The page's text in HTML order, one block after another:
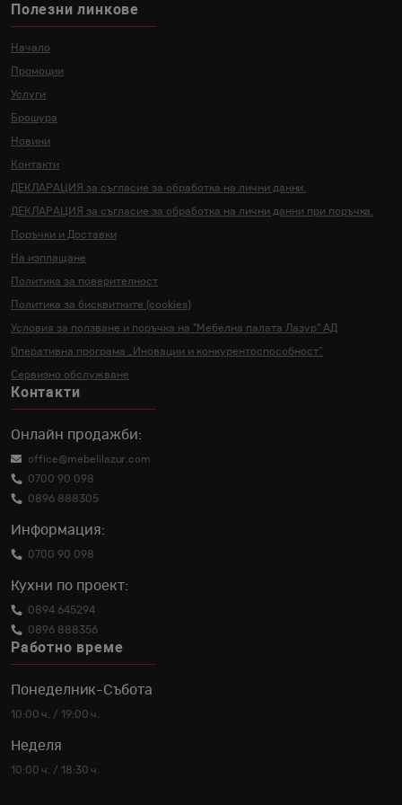
Полезни линкове
Начало
Промоции
Услуги
Брошура
Новини
Контакти
ДЕКЛАРАЦИЯ за съгласие за обработка на лични данни.
ДЕКЛАРАЦИЯ за съгласие за обработка на лични данни при поръчка.
Поръчки и Доставки
На изплащане
Политика за поверителност
Политика за бисквитките (cookies)
Условия за ползване и поръчка на "Мебелна палата Лазур" АД
Оперативна програма „Иновации и конкурентоспособност“
Сервизно обслужване
Контакти
Онлайн продажби:
office@mebelilazur.com
0700 90 098
0896 888305
Информация:
0700 90 098
Кухни по проект:
0894 645294
0896 888356
Работно време
Понеделник-Събота
10:00 ч. / 19:00 ч.
Неделя
10:00 ч. / 18:30 ч.